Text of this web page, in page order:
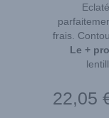
frais.
Le +
22,05